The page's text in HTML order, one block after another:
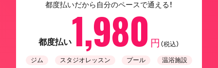
都度払いだから自分のペースで通える！
都度払い1,980 円 （税込）
ジム スタジオレッスン プール 温浴施設